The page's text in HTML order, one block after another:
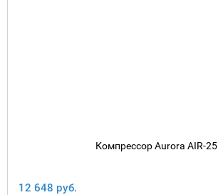
Компрессор Aurora AIR-25
12 648 руб.